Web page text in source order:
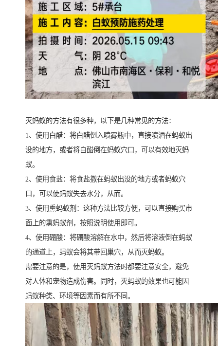
灭蚂蚁的方法有很多种，以下是几种常见的方法：
1、使用白醋：将白醋倒入喷雾瓶中，直接喷洒在蚂蚁出
没的地方，或者将白醋倒在蚂蚁穴口，可以有效地灭蚂
蚁。
2、使用食盐：将食盐撒在蚂蚁出没的地方或者蚂蚁穴
口，可以使蚂蚁失去水分，从而。
3、使用熏蚂蚁剂：这种方法比较方便，可以直接购买市
面上的熏蚂蚁剂，按照说明使用即可。
4、使用硼酸：将硼酸溶解在水中，然后将溶液倒在蚂蚁
的通道上，蚂蚁会将其带回巢穴，从而灭蚂蚁。
需要注意的是，使用灭蚂蚁方法时都要注意安全，避免
对人体和宠物造成伤害。同时，灭蚂蚁的效果也可能因
蚂蚁种类、环境等因素而有所不同。